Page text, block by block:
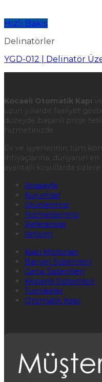
Hızlı Bakış
Delinatörler
YGD-012 | Delinatör
Kocaeli Otomatik Kapı ve
uzun yıllardır faaliyet
düzeyde başarılı proje
hizmetinizde.
Ev ve işyerlerinin tüm
ihtiyaçlarına; dünyanın
avantajlı koşullarda
Anasayfa
Kurumsal
Ürünlerimiz
Hizmetlerimiz
Referanslar
İletişim
Kapı Motorları
Bariyer Sistemleri
Geçiş Sistemleri
Kepenk Sistemleri
Turnikeler
Otomatik Kapı